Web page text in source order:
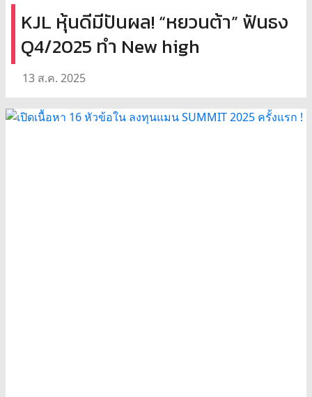
KJL หุ้นดีมีปันผล! “หยวนต้า” ฟันธง
Q4/2025 ทำ New high
13 ส.ค. 2025